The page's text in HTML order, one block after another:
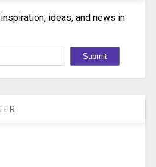
ideas, and news in